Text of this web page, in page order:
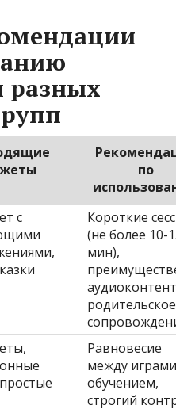
разных
по
с
Короткие
(не более 10-
мин),
родительское
Равновесие
между
обучением,
строгий